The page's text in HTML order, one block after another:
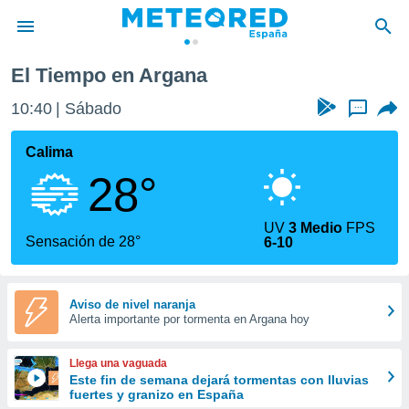
de
por
que se
calidad.
a este
las
y
forma
digital
basada
El Tiempo en Argana
10:40 Sábado ...
Calima
28°
Sensación de 28°
UV3 Medio FPS
6-10
Aviso de nivel naranja
Alerta importante por tormenta en Argana hoy
Llega una vaguada
Este fin de semana dejará tormentas con lluvias
fuertes y granizo en España